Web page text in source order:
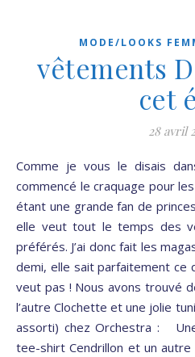
MODE/LOOKS
vêtements
cet
28 avril
Comme je vous le disais dans mon dernier article, j’ai
commencé le craquage pour
étant une grande fan de
elle veut tout le temps des
préférés. J’ai donc fait les
demi, elle sait parfaitement ce
veut pas ! Nous avons trouvé
l’autre Clochette et une jolie
assorti) chez Orchestra :
tee-shirt Cendrillon et un autre